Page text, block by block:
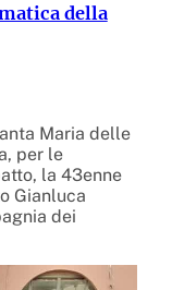
della
Maria delle
per le
la 43enne
Gianluca
dei